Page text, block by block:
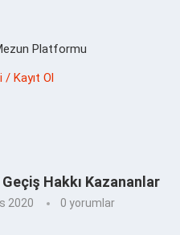
Platformu
/ Kayıt Ol
Hakkı Kazananlar
2020 0 yorumlar